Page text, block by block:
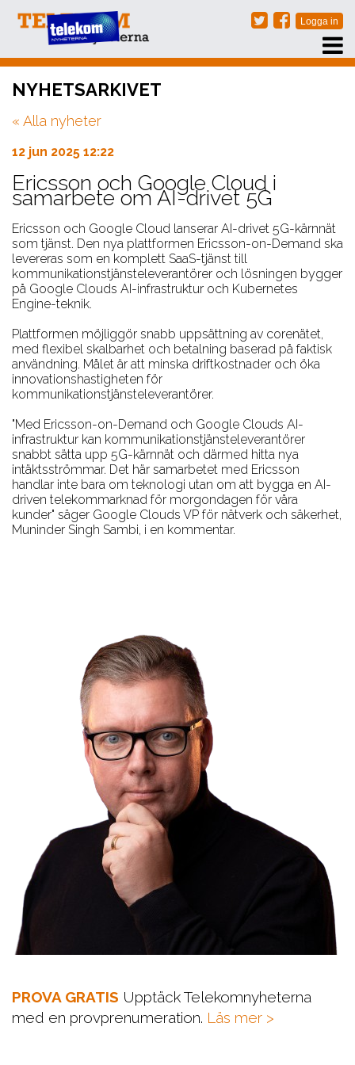
PRENUMERERA
EVENT
NÄTVERKSTRÄFFAR
ARKIV
OM OSS
KONTAKT
NYHETSARKIVET
« Alla nyheter
12 jun 2025 12:22
Ericsson och Google Cloud i
samarbete om AI-drivet 5G
Ericsson och Google Cloud lanserar AI-drivet 5G-kärnnät
som tjänst. Den nya plattformen Ericsson-on-Demand ska
levereras som en komplett SaaS-tjänst till
kommunikationstjänsteleverantörer och lösningen bygger
på Google Clouds AI-infrastruktur och Kubernetes
Engine-teknik.
Plattformen möjliggör snabb uppsättning av corenätet,
med flexibel skalbarhet och betalning baserad på faktisk
användning. Målet är att minska driftkostnader och öka
innovationshastigheten för
kommunikationstjänsteleverantörer.
"Med Ericsson-on-Demand och Google Clouds AI-
infrastruktur kan kommunikationstjänsteleverantörer
snabbt sätta upp 5G-kärnnät och därmed hitta nya
intäktsströmmar. Det här samarbetet med Ericsson
handlar inte bara om teknologi utan om att bygga en AI-
driven telekommarknad för morgondagen för våra
kunder" säger Google Clouds VP för nätverk och säkerhet,
Muninder Singh Sambi, i en kommentar.
PROVA GRATIS Upptäck Telekomnyheterna
med en provprenumeration. Läs mer >